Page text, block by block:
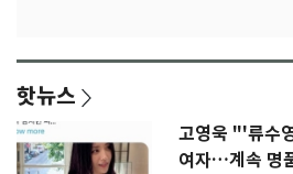
핫뉴스
고영욱 "'류수
여자…계속 명